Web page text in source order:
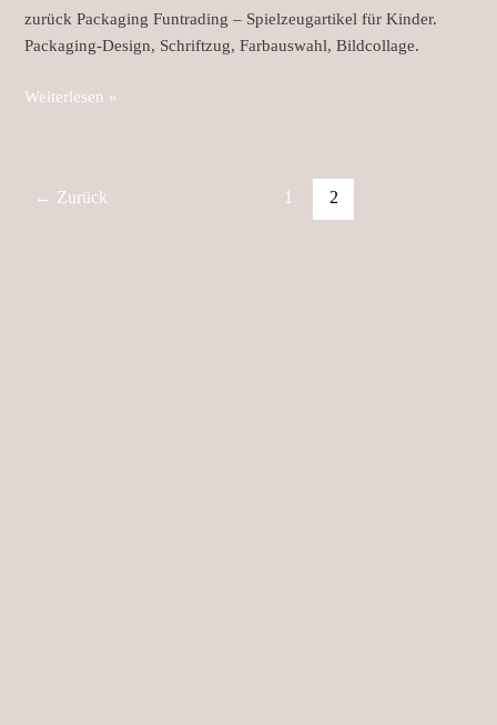
zurück Packaging Funtrading – Spielzeugartikel für Kinder.
Packaging-Design, Schriftzug, Farbauswahl, Bildcollage.
Weiterlesen »
← Zurück 1 2